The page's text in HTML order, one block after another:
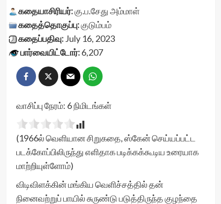
கதையாசிரியர்:கு.ப.சேது அம்மாள்
கதைத்தொகுப்பு:குடும்பம்
கதைப்பதிவு:July 16, 2023
பார்வையிட்டோர்:6,207
வாசிப்பு நேரம்: 6நிமிடங்கள்
(1966ல் வெளியான சிறுகதை, ஸ்கேன் செய்யப்பட்ட
படக்கோப்பிலிருந்து எளிதாக படிக்கக்கூடிய உரையாக
மாற்றியுள்ளோம்)
விடிவிளக்கின் மங்கிய வெளிச்சத்தில் தன்
நினைவற்றுப் பாயில் சுருண்டு படுத்திருந்த குழந்தை